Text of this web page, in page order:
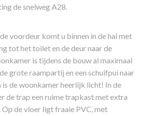
de snelweg A28.
voordeur komt u binnen in de hal met
tot het toilet en de deur naar de
is tijdens de bouw al maximaal
grote raampartij en een schuifpui naar
de woonkamer heerlijk licht! In de
de trap een ruime trapkast met extra
de vloer ligt fraaie PVC, met